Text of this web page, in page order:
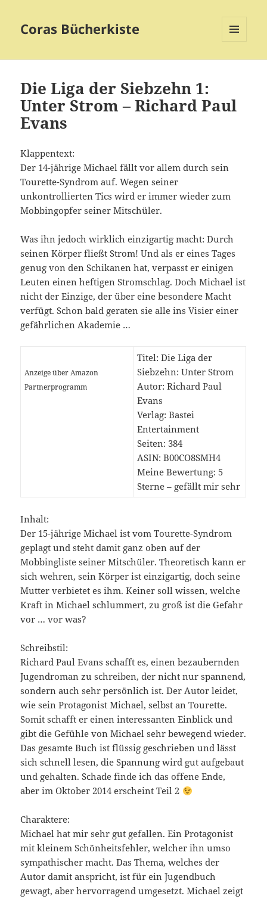
Coras Bücherkiste
Die Liga der Siebzehn 1:
Unter Strom – Richard Paul
Evans
Klappentext:
Der 14-jährige Michael fällt vor allem durch sein
Tourette-Syndrom auf. Wegen seiner
unkontrollierten Tics wird er immer wieder zum
Mobbingopfer seiner Mitschüler.
Was ihn jedoch wirklich einzigartig macht: Durch
seinen Körper fließt Strom! Und als er eines Tages
genug von den Schikanen hat, verpasst er einigen
Leuten einen heftigen Stromschlag. Doch Michael ist
nicht der Einzige, der über eine besondere Macht
verfügt. Schon bald geraten sie alle ins Visier einer
gefährlichen Akademie …
Anzeige über Amazon
Partnerprogramm
Titel: Die Liga der
Siebzehn: Unter Strom
Autor: Richard Paul
Evans
Verlag: Bastei
Entertainment
Seiten: 384
ASIN:B00CO8SMH4
Meine Bewertung: 5
Sterne – gefällt mir sehr
Inhalt:
Der 15-jährige Michael ist vom Tourette-Syndrom
geplagt und steht damit ganz oben auf der
Mobbingliste seiner Mitschüler. Theoretisch kann er
sich wehren, sein Körper ist einzigartig, doch seine
Mutter verbietet es ihm. Keiner soll wissen, welche
Kraft in Michael schlummert, zu groß ist die Gefahr
vor … vor was?
Schreibstil:
Richard Paul Evans schafft es, einen bezaubernden
Jugendroman zu schreiben, der nicht nur spannend,
sondern auch sehr persönlich ist. Der Autor leidet,
wie sein Protagonist Michael, selbst an Tourette.
Somit schafft er einen interessanten Einblick und
gibt die Gefühle von Michael sehr bewegend wieder.
Das gesamte Buch ist flüssig geschrieben und lässt
sich schnell lesen, die Spannung wird gut aufgebaut
und gehalten. Schade finde ich das offene Ende,
aber im Oktober 2014 erscheint Teil 2
Charaktere:
Michael hat mir sehr gut gefallen. Ein Protagonist
mit kleinem Schönheitsfehler, welcher ihn umso
sympathischer macht. Das Thema, welches der
Autor damit anspricht, ist für ein Jugendbuch
gewagt, aber hervorragend umgesetzt. Michael zeigt